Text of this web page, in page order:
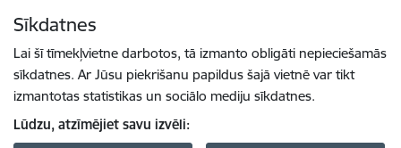
Sīkdatnes
Lai šī tīmekļvietne darbotos, tā izmanto obligāti nepieciešamās
sīkdatnes. Ar Jūsu piekrišanu papildus šajā vietnē var tikt
izmantotas statistikas un sociālo mediju sīkdatnes.
Lūdzu, atzīmējiet savu izvēli: